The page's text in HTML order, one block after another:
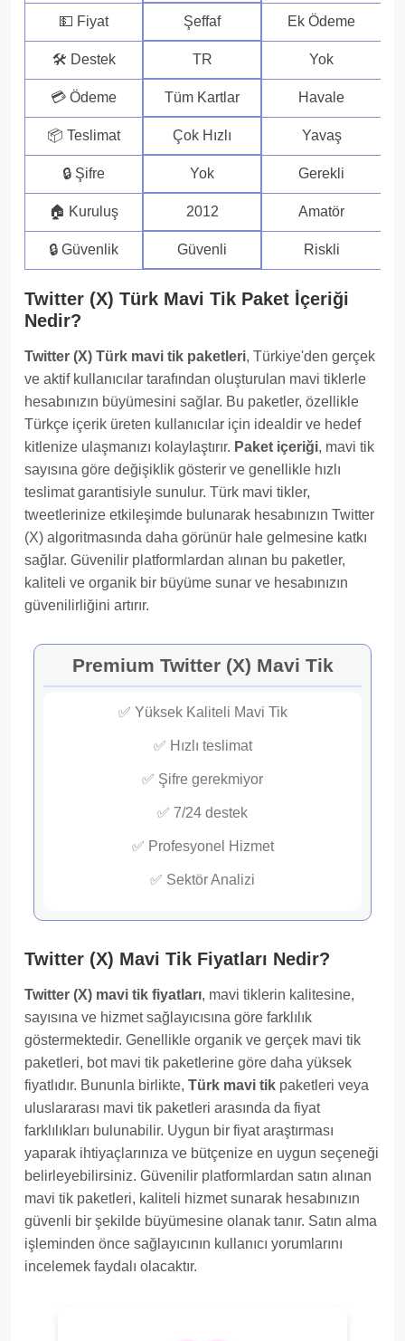
💵 Fiyat Şeffaf Ek Ödeme
🛠 Destek TR Yok
💳 Ödeme Tüm Kartlar Havale
📦 Teslimat Çok Hızlı Yavaş
🔒 Şifre Yok Gerekli
🏠 Kuruluş 2012 Amatör
🔒 Güvenlik Güvenli Riskli
Twitter (X) Türk Mavi Tik Paket İçeriği
Nedir?
Twitter (X) Türk mavi tik paketleri, Türkiye'den gerçek
ve aktif kullanıcılar tarafından oluşturulan mavi tiklerle
hesabınızın büyümesini sağlar. Bu paketler, özellikle
Türkçe içerik üreten kullanıcılar için idealdir ve hedef
kitlenize ulaşmanızı kolaylaştırır. Paket içeriği, mavi tik
sayısına göre değişiklik gösterir ve genellikle hızlı
teslimat garantisiyle sunulur. Türk mavi tikler,
tweetlerinize etkileşimde bulunarak hesabınızın Twitter
(X) algoritmasında daha görünür hale gelmesine katkı
sağlar. Güvenilir platformlardan alınan bu paketler,
kaliteli ve organik bir büyüme sunar ve hesabınızın
güvenilirliğini artırır.
Premium Twitter (X) Mavi Tik
✅ Yüksek Kaliteli Mavi Tik
✅ Hızlı teslimat
✅ Şifre gerekmiyor
✅ 7/24 destek
✅ Profesyonel Hizmet
✅ Sektör Analizi
Twitter (X) Mavi Tik Fiyatları Nedir?
Twitter (X) mavi tik fiyatları, mavi tiklerin kalitesine,
sayısına ve hizmet sağlayıcısına göre farklılık
göstermektedir. Genellikle organik ve gerçek mavi tik
paketleri, bot mavi tik paketlerine göre daha yüksek
fiyatlıdır. Bununla birlikte, Türk mavi tik paketleri veya
uluslararası mavi tik paketleri arasında da fiyat
farklılıkları bulunabilir. Uygun bir fiyat araştırması
yaparak ihtiyaçlarınıza ve bütçenize en uygun seçeneği
belirleyebilirsiniz. Güvenilir platformlardan satın alınan
mavi tik paketleri, kaliteli hizmet sunarak hesabınızın
güvenli bir şekilde büyümesine olanak tanır. Satın alma
işleminden önce sağlayıcının kullanıcı yorumlarını
incelemek faydalı olacaktır.